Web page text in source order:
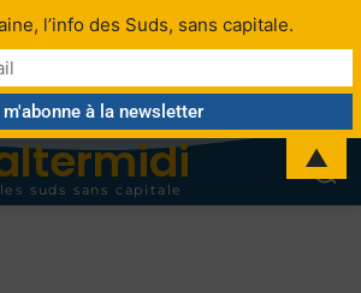
les suds sans capitale
l’info des Suds, sans capitale.
▲